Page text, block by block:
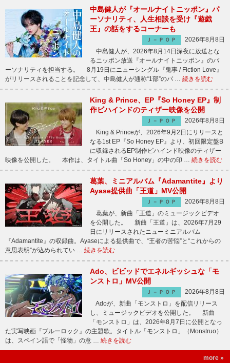
中島健人が『オールナイトニッポン』パ
ーソナリティ、人生相談を受け『遊戯
王』の話をするコーナーも
Ｊ－ＰＯＰ
2026年8月8日
中島健人が、2026年8月14日深夜に放送とな
るニッポン放送『オールナイトニッポン』のパ
ーソナリティを担当する。 8月19日にニューシングル『鬼事 / Fiction Love』
がリリースされることを記念して、中島健人が通称“1部”のパ … 続きを読む
King & Prince、EP『So Honey EP』制
作ビハインドのティザー映像を公開
Ｊ－ＰＯＰ
2026年8月8日
King & Princeが、2026年9月2日にリリースと
なる1st EP『So Honey EP』より、初回限定盤B
に収録されるEP制作ビハインド映像のティザー
映像を公開した。 本作は、タイトル曲「So Honey」の中の印 … 続きを読む
葛葉、ミニアルバム『Adamantite』より
Ayase提供曲「王道」MV公開
Ｊ－ＰＯＰ
2026年8月8日
葛葉が、新曲「王道」のミュージックビデオ
を公開した。 新曲「王道」は、2026年7月29
日にリリースされたニューミニアルバム
『Adamantite』の収録曲。Ayaseによる提供曲で、“王者の苦悩”と“これからの
意思表明”が込められてい … 続きを読む
Ado、ビビッドでエネルギッシュな「モ
ンストロ」MV公開
Ｊ－ＰＯＰ
2026年8月8日
Adoが、新曲「モンストロ」を配信リリース
し、ミュージックビデオを公開した。 新曲
「モンストロ」は、2026年8月7日に公開となっ
た実写映画『ブルーロック』の主題歌。タイトル「モンストロ」（Monstruo）
は、スペイン語で「怪物」の意 … 続きを読む
more »